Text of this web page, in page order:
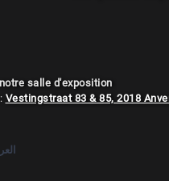
salle d'exposition
Vestingstraat 83 & 85, 2018